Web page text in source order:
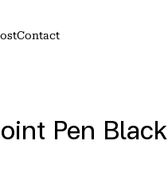
Contact
Pen Black